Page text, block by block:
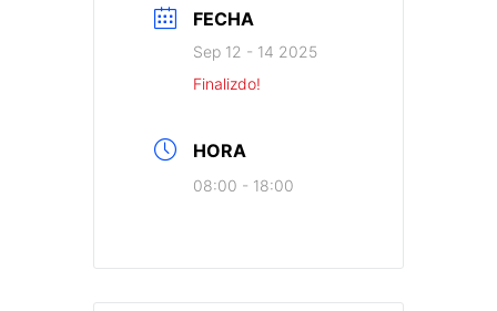
FECHA
Sep 12 - 14 2025
Finalizdo!
HORA
08:00 - 18:00